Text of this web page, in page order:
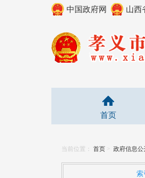
中国政府网 山西
首页
当前位置： 首页 > 政府信息公
索